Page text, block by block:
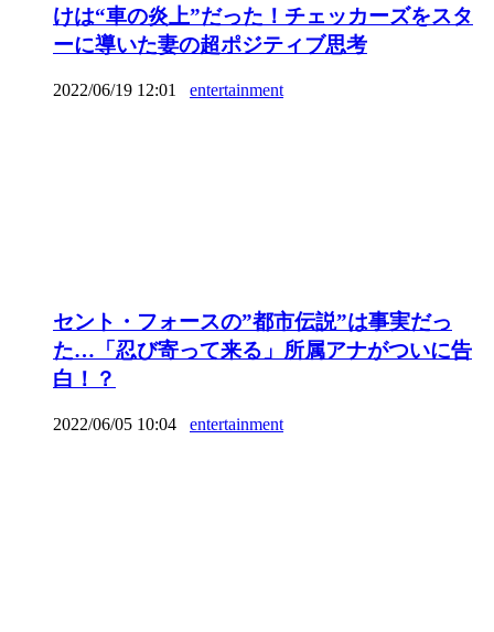
けは“車の炎上”だった！チェッカーズをスタ
ーに導いた妻の超ポジティブ思考
2022/06/19 12:01 entertainment
セント・フォースの”都市伝説”は事実だっ
た…「忍び寄って来る」所属アナがついに告
白！？
2022/06/05 10:04 entertainment